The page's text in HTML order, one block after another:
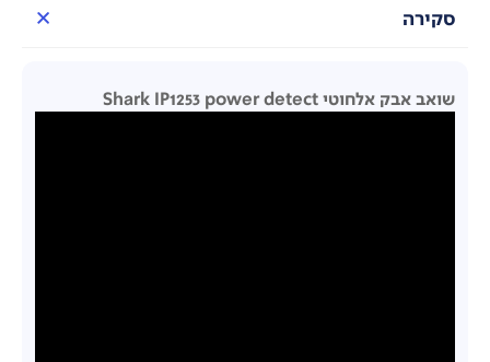
סקירה
שואב אבק אלחוטי Shark IP1253 power detect